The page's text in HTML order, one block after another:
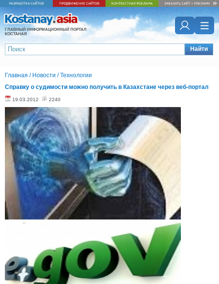
ГЛАВНЫЙ ИНФОРМАЦИОННЫЙ ПОРТАЛ
КОСТАНАЯ
Найти
Главная / Новости /Технологии
Справку о судимости можно получить в Казахстане через веб-портал
19.03.2012 2240